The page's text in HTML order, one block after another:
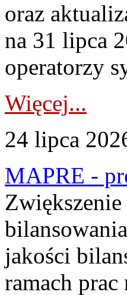
oraz
na 31 lipca
operatorzy
Więcej...
24 lipca
MAPRE -
jakości
ramach